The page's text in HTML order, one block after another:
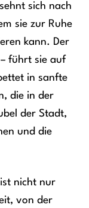
sich nach
sie zur Ruhe
kann. Der
führt sie auf
in sanfte
die in der
der Stadt,
und die
nicht nur
von der